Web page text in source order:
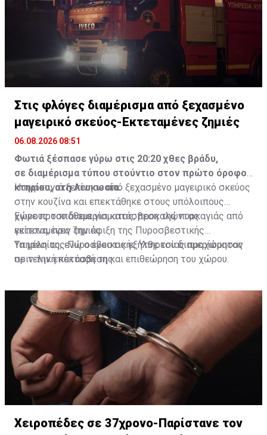
Στις φλόγες διαμέρισμα από ξεχασμένο
μαγειρικό σκεύος-Εκτεταμένες ζημιές
06.08.2026 08:51
Φωτιά ξέσπασε γύρω στις 20:20 χθες βράδυ,
σε διαμέρισμα τύπου στούντιο στον πρώτο όροφο
κτηρίου, στη Λευκωσία.
Η πυρκαγιά ξεκίνησε από ξεχασμένο μαγειρικό σκεύος
στην κουζίνα και επεκτάθηκε στους υπόλοιπους
χώρους του διαμερίσματος, προκαλώντας
εκτεταμένες ζημιές.
Έγινε προσπάθεια για κατάσβεση της πυρκαγιάς από
γείτονα, πριν την άφιξη της Πυροσβεστικής
Υπηρεσίας, ενώ ο ένοικος εξήλθε του διαμερίσματος
πριν την επέκτασή της.
Τα μέλη της Πυροσβεστικής Υπηρεσίας προχώρησαν
σε τελική κατάσβεση και επιθεώρηση του χώρου.
Χειροπέδες σε 37χρονο-Παρίστανε τον